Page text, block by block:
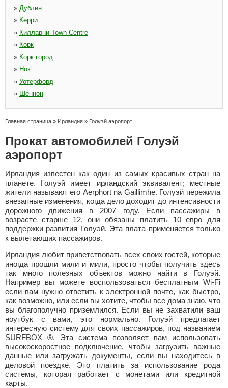
» Дублин
» Керри
» Килларни Town Centre
» Корк
» Корк город
» Нок
» Уотерфорд
» Шеннон
Главная страница » Ирландия » Голуэй аэропорт
Прокат автомобилей Голуэй
аэропорт
Ирландия известен как один из самых красивых стран на
планете. Голуэй имеет ирландский эквивалент; местные
жители называют его Aerphort na Gaillimhe. Голуэй пережила
внезапные изменения, когда дело доходит до интенсивности
дорожного движения в 2007 году. Если пассажиры в
возрасте старше 12, они обязаны платить 10 евро для
поддержки развития Голуэй. Эта плата применяется только
к вылетающих пассажиров.
Ирландия любит приветствовать всех своих гостей, которые
иногда прошли мили и мили, просто чтобы получить здесь
так много полезных объектов можно найти в Голуэй.
Например вы можете воспользоваться бесплатным Wi-Fi
если вам нужно ответить к электронной почте, как быстро,
как возможно, или если вы хотите, чтобы все дома знаю, что
вы благополучно приземлился. Если вы не захватили ваш
ноутбук с вами, это нормально. Голуэй предлагает
интересную систему для своих пассажиров, под названием
SURFBOX ®. Эта система позволяет вам использовать
высокоскоростное подключение, чтобы загрузить важные
данные или загружать документы, если вы находитесь в
деловой поездке. Это платить за использование рода
системы, которая работает с монетами или кредитной
карты.